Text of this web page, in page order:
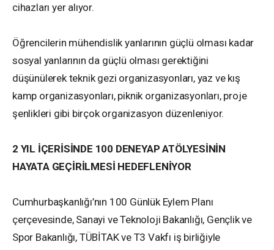
cihazları yer alıyor.
Öğrencilerin mühendislik yanlarının güçlü olması kadar
sosyal yanlarının da güçlü olması gerektiğini
düşünülerek teknik gezi organizasyonları, yaz ve kış
kamp organizasyonları, piknik organizasyonları, proje
şenlikleri gibi birçok organizasyon düzenleniyor.
2 YIL İÇERİSİNDE 100 DENEYAP ATÖLYESİNİN
HAYATA GEÇİRİLMESİ HEDEFLENİYOR
Cumhurbaşkanlığı’nın 100 Günlük Eylem Planı
çerçevesinde, Sanayi ve Teknoloji Bakanlığı, Gençlik ve
Spor Bakanlığı, TÜBİTAK ve T3 Vakfı iş birliğiyle